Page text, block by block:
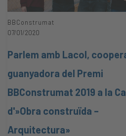
BBConstrumat
07/01/2020
Parlem amb Lacol,
guanyadora del Premi
BBConstrumat 2019 a la
d'»Obra construïda –
Arquitectura»